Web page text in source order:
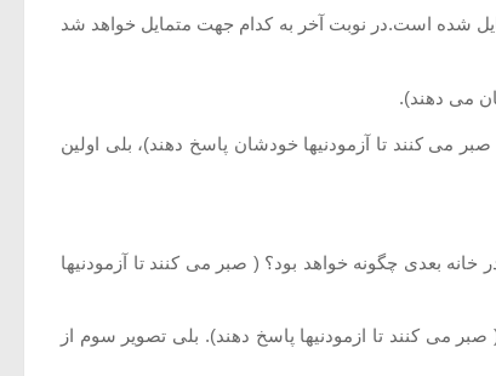
شده است.در نوبت آخر به كدام جهت متمایل خواهد شد
می دهند).
می كنند تا آزمودنیها خودشان پاسخ دهند)، بلی اولین
بعدی چگونه خواهد بود؟ ( صبر می كنند تا آزمودنیها
می كنند تا ازمودنیها پاسخ دهند). بلی تصویر سوم از